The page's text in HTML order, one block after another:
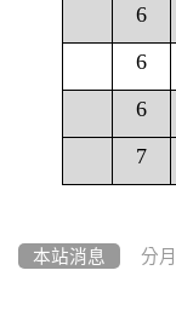
6
6
6
7
本站消息 分